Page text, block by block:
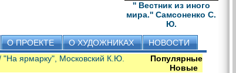
'' Вестник из иного
мира.'' Самсоненко С.
Ю.
О ПРОЕКТЕ О ХУДОЖНИКАХ
НОВОСТИ
"На ярмарку", Московский К.Ю.
Популярные
Новые